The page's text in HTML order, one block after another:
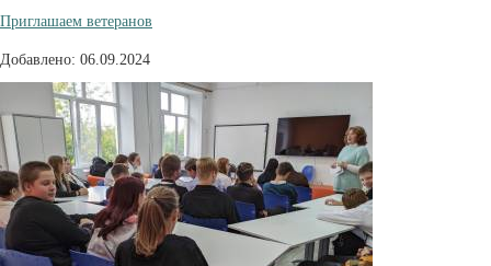
Приглашаем ветеранов
Добавлено: 06.09.2024